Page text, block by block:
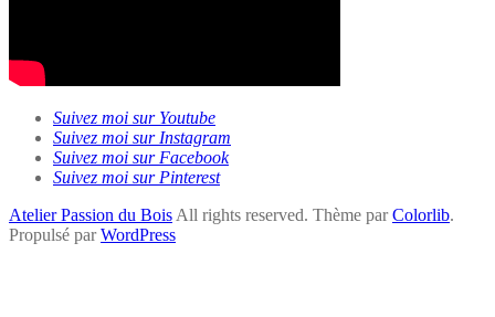
Suivez moi sur Youtube
Suivez moi sur Instagram
Suivez moi sur Facebook
Suivez moi sur Pinterest
Atelier Passion du Bois All rights reserved. Thème parColorlib.
Propulsé parWordPress